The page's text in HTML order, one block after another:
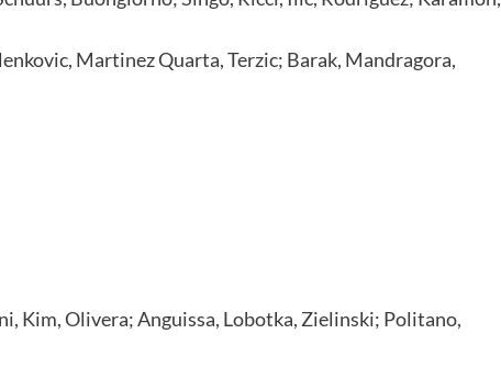
Martinez Quarta, Terzic; Barak, Mandragora,
Kim, Olivera; Anguissa, Lobotka, Zielinski; Politano,